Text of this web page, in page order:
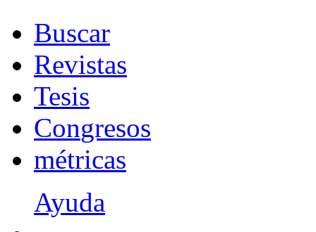
Buscar
Revistas
Tesis
Congresos
métricas
Ayuda